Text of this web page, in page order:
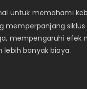
untuk memahami
memperpanjang
mempengaruhi efek
banyak biaya.